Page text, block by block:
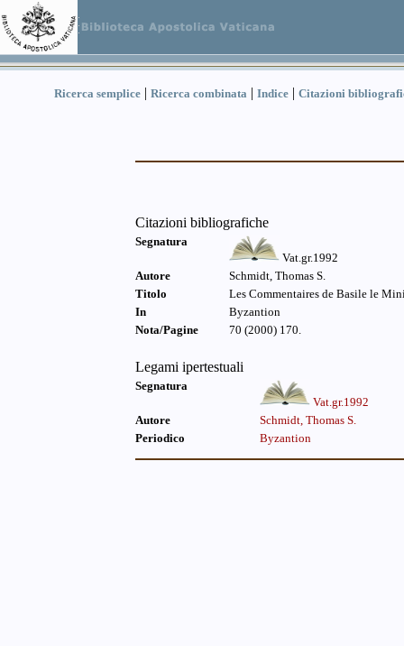
Ricerca semplice | Ricerca combinata | Indice | Citazioni
Citazioni bibliografiche
Segnatura
Vat.gr.1992
Autore
Schmidt, Thomas S.
Titolo
Les Commentaires de Basile le
In
Byzantion
Nota/Pagine
70 (2000) 170.
Legami ipertestuali
Segnatura
Vat.gr.1992
Autore
Schmidt, Thomas S.
Periodico
Byzantion